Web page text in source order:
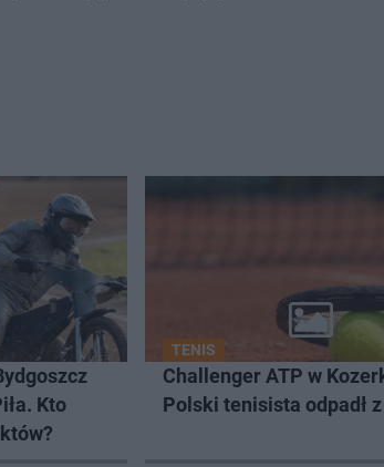
Kto
TENIS
Challenger ATP w
Polski tenisista odpadł